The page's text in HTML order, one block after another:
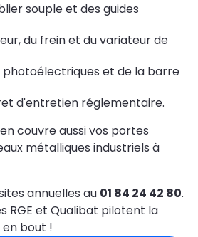
souple et des guides
du frein et du variateur de
photoélectriques et de la barre
d'entretien réglementaire.
couvre aussi vos portes
métalliques industriels à
annuelles au 01 84 24 42 80.
RGE et Qualibat pilotent la
bout !